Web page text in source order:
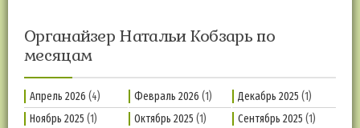
Органайзер Натальи Кобзарь по
месяцам
Апрель 2026 (4) Февраль 2026 (1) Декабрь 2025 (1)
Ноябрь 2025 (1) Октябрь 2025 (1) Сентябрь 2025 (1)